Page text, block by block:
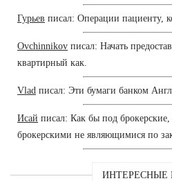
Гурьев писал: Операции пациенту,
Ovchinnikov писал: Начать
квартирный как.
Vlad писал: Эти бумаги банком
Исай писал: Как бы под
брокерскими не являющимися по